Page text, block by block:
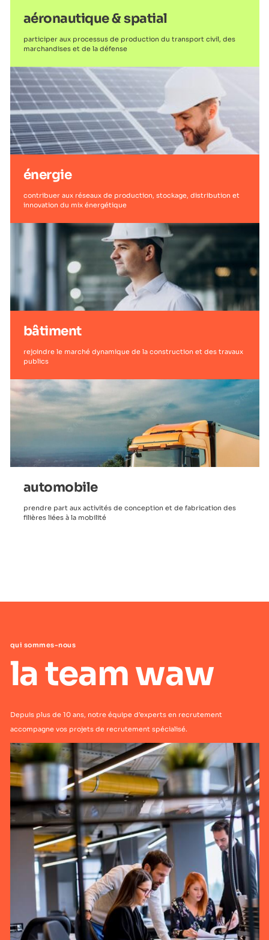
aéronautique & spatial
participer aux processus de production du transport civil, des
marchandises et de la défense
énergie
contribuer aux réseaux de production, stockage, distribution et
innovation du mix énergétique
bâtiment
rejoindre le marché dynamique de la construction et des travaux
publics
automobile
prendre part aux activités de conception et de fabrication des
filières liées à la mobilité
qui sommes-nous
la team waw
Depuis plus de 10 ans, notre équipe d’experts en recrutement
accompagne vos projets de recrutement spécialisé.